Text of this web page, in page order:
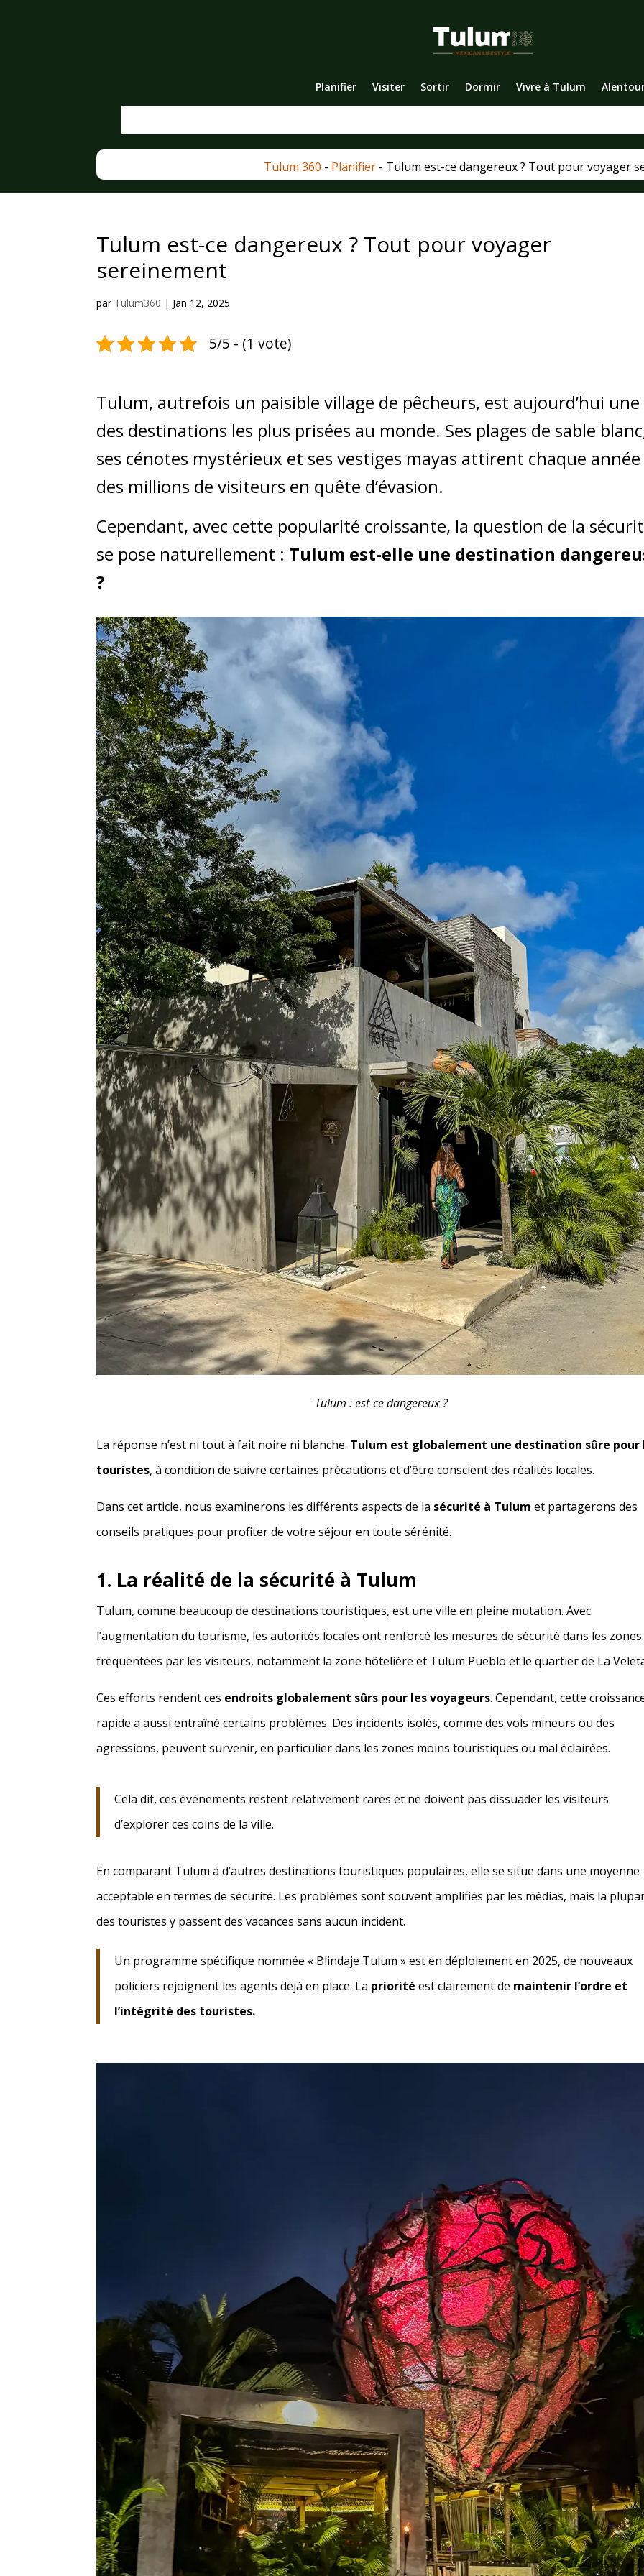
Planifier Visiter Sortir Dormir Vivre à Tulum
Tulum 360 - Planifier - Tulum est-ce dangereux ? Tout pour voyager
Tulum est-ce dangereux ? Tout pour voyager
sereinement
par Tulum360 | Jan 12, 2025
5/5 - (1 vote)
Tulum, autrefois un paisible village de pêcheurs, est aujourd’hui une
des destinations les plus prisées au monde. Ses plages de sable
ses cénotes mystérieux et ses vestiges mayas attirent chaque année
des millions de visiteurs en quête d’évasion.
Cependant, avec cette popularité croissante, la question de la
se pose naturellement : Tulum est-elle une destination
?
Tulum : est-ce dangereux ?
La réponse n’est ni tout à fait noire ni blanche. Tulum est globalement une destination sûre pour
touristes, à condition de suivre certaines précautions et d’être conscient des réalités locales.
Dans cet article, nous examinerons les différents aspects de la sécurité à Tulum et partagerons des
conseils pratiques pour profiter de votre séjour en toute sérénité.
1. La réalité de la sécurité à Tulum
Tulum, comme beaucoup de destinations touristiques, est une ville en pleine mutation. Avec
l’augmentation du tourisme, les autorités locales ont renforcé les mesures de sécurité dans les zones
fréquentées par les visiteurs, notamment la zone hôtelière et Tulum Pueblo et le quartier de La
Ces efforts rendent ces endroits globalement sûrs pour les voyageurs. Cependant, cette
rapide a aussi entraîné certains problèmes. Des incidents isolés, comme des vols mineurs ou des
agressions, peuvent survenir, en particulier dans les zones moins touristiques ou mal éclairées.
Cela dit, ces événements restent relativement rares et ne doivent pas dissuader les visiteurs
d’explorer ces coins de la ville.
En comparant Tulum à d’autres destinations touristiques populaires, elle se situe dans une moyenne
acceptable en termes de sécurité. Les problèmes sont souvent amplifiés par les médias, mais la
des touristes y passent des vacances sans aucun incident.
Un programme spécifique nommée « Blindaje Tulum » est en déploiement en 2025, de nouveaux
policiers rejoignent les agents déjà en place. La priorité est clairement de maintenir l’ordre et
l’intégrité des touristes.